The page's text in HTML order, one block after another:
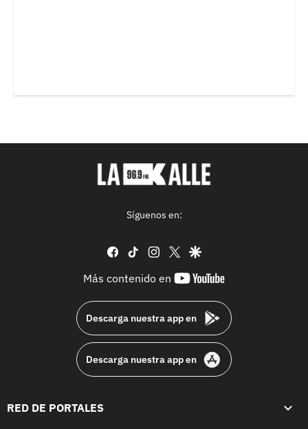
Síguenos en:
facebook
tiktok instagram
twittergoogle
Más contenido en
youtube-
Descarga nuestra app en
Descarga nuestra app en
RED DE PORTALES